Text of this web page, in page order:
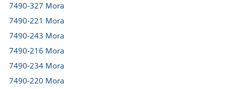
7490-327 Mora
7490-221 Mora
7490-243 Mora
7490-216 Mora
7490-234 Mora
7490-220 Mora